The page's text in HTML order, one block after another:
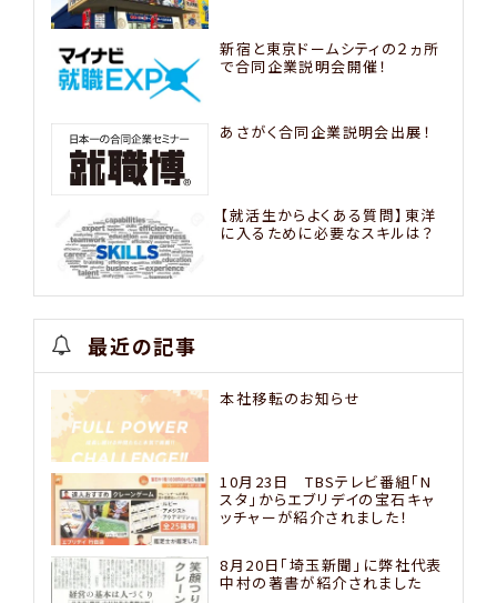
新宿と東京ドームシティの２ヵ所
で合同企業説明会開催！
あさがく合同企業説明会出展！
【就活生からよくある質問】東洋
に入るために必要なスキルは？
最近の記事
本社移転のお知らせ
10月23日 TBSテレビ番組「N
スタ」からエブリデイの宝石キャ
ッチャーが紹介されました！
8月20日「埼玉新聞」に弊社代表
中村の著書が紹介されました